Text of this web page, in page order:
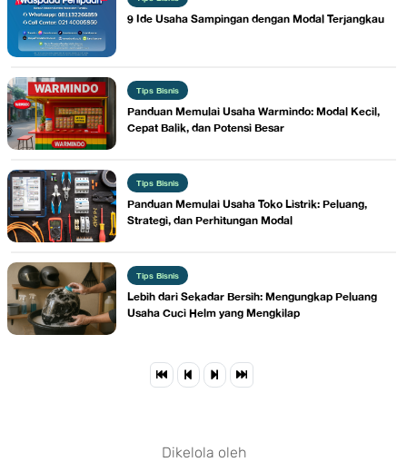
9 Ide Usaha Sampingan dengan Modal Terjangkau
Tips Bisnis
Panduan Memulai Usaha Warmindo: Modal Kecil,
Cepat Balik, dan Potensi Besar
Tips Bisnis
Panduan Memulai Usaha Toko Listrik: Peluang,
Strategi, dan Perhitungan Modal
Tips Bisnis
Lebih dari Sekadar Bersih: Mengungkap Peluang
Usaha Cuci Helm yang Mengkilap
Dikelola oleh